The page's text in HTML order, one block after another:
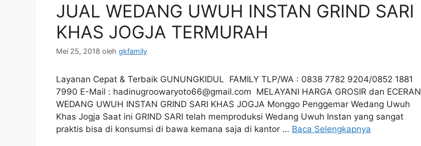
JUAL WEDANG UWUH INSTAN GRIND SARI
KHAS JOGJA TERMURAH
Mei 25, 2018 oleh gkfamily
Layanan Cepat & Terbaik GUNUNGKIDUL FAMILY TLP/WA : 0838 7782 9204/0852 1881
7990 E-Mail : hadinugroowaryoto66@gmail.com MELAYANI HARGA GROSIR dan ECERAN
WEDANG UWUH INSTAN GRIND SARI KHAS JOGJA Monggo Penggemar Wedang Uwuh
Khas Jogja Saat ini GRIND SARI telah memproduksi Wedang Uwuh Instan yang sangat
praktis bisa di konsumsi di bawa kemana saja di kantor … Baca Selengkapnya